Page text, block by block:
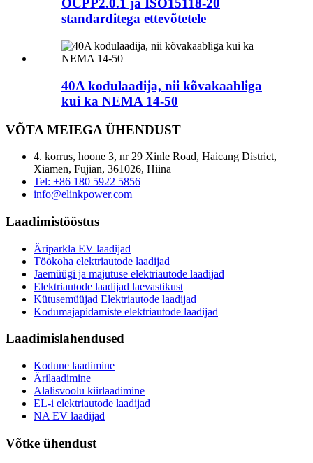
OCPP2.0.1 ja ISO15118-20
standarditega ettevõtetele
40A kodulaadija, nii kõvakaabliga
kui ka NEMA 14-50
VÕTA MEIEGA ÜHENDUST
4. korrus, hoone 3, nr 29 Xinle Road, Haicang District,
Xiamen, Fujian, 361026, Hiina
Tel: +86 180 5922 5856
info@elinkpower.com
Laadimistööstus
Äriparkla EV laadijad
Töökoha elektriautode laadijad
Jaemüügi ja majutuse elektriautode laadijad
Elektriautode laadijad laevastikust
Kütusemüüjad Elektriautode laadijad
Kodumajapidamiste elektriautode laadijad
Laadimislahendused
Kodune laadimine
Ärilaadimine
Alalisvoolu kiirlaadimine
EL-i elektriautode laadijad
NA EV laadijad
Võtke ühendust